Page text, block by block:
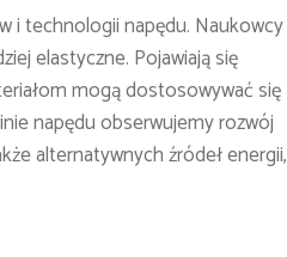
i technologii napędu. Naukowcy
elastyczne. Pojawiają się
mogą dostosowywać się
napędu obserwujemy rozwój
alternatywnych źródeł energii,